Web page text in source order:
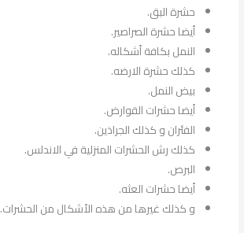
حشرة البق.
أيضا حشرة الصراصير.
النمل بكافة أشكاله.
كذلك حشرة الارضه.
بيض النمل.
أيضا حشرات القوارض.
الفئران و كذلك الجراذين.
كذلك رش الحشرات المنزلية في الاندلس.
البرص.
أيضا حشرات العثه.
و كذلك غيرها من هذه الأشكال من الحشرات.